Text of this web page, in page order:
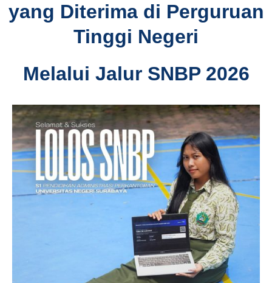
yang Diterima di Perguruan
Tinggi Negeri
Melalui Jalur SNBP 2026